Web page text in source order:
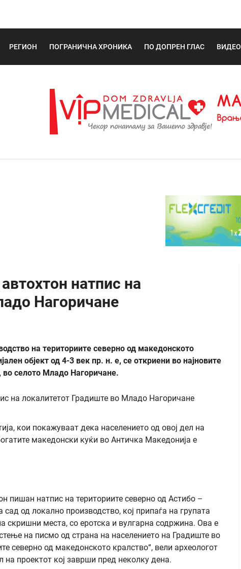
РЕГИОН ПОГРАНИЧНА ХРОНИКА ПО ДОПРЕН ГЛАС ВИДЕО
натпис на
Нагоричане
на териториите северно од македонското
објект од 4-3 век пр. н. е, се откриени во најновите
селото Младо Нагоричане.
кои покажуваат дека населението од овој дел на
македонски куќи во Античка Македонија е
пишан натпис на териториите северно од Астибо –
од локално производство, кој припаѓа на групата
скришни места, со еротска и вулгарна содржина. Ова е
на писмо од страна на населението на Градиште во
северно од македонското кралство“, вели археологот
на проектот кој заврши пред неколку дена.